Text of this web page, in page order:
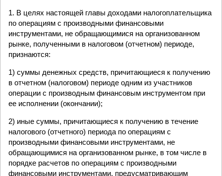
1. В целях настоящей главы доходами налогоплательщика
по операциям с производными финансовыми
инструментами, не обращающимися на организованном
рынке, полученными в налоговом (отчетном) периоде,
признаются:
1) суммы денежных средств, причитающиеся к получению
в отчетном (налоговом) периоде одним из участников
операции с производным финансовым инструментом при
ее исполнении (окончании);
2) иные суммы, причитающиеся к получению в течение
налогового (отчетного) периода по операциям с
производными финансовыми инструментами, не
обращающимися на организованном рынке, в том числе в
порядке расчетов по операциям с производными
финансовыми инструментами, предусматривающим